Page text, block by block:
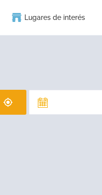
Lugares de interés